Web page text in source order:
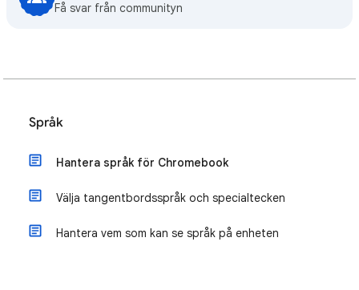
Få svar från communityn
Språk
Hantera språk för Chromebook
Välja tangentbordsspråk och specialtecken
Hantera vem som kan se språk på enheten